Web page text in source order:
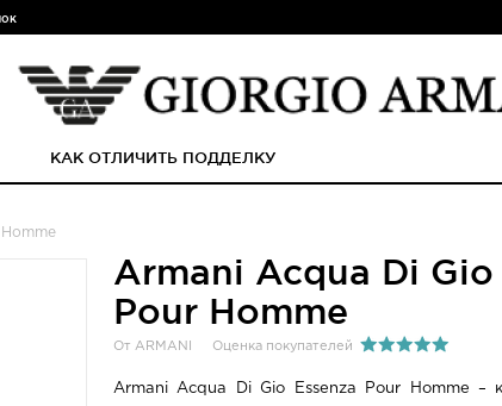
КАК ОТЛИЧИТЬ ПОДДЕЛКУ
Armani Acqua Di Gio
Pour Homme
От ARMANI Оценка покупателей
Armani Acqua Di Gio Essenza Pour Homme –